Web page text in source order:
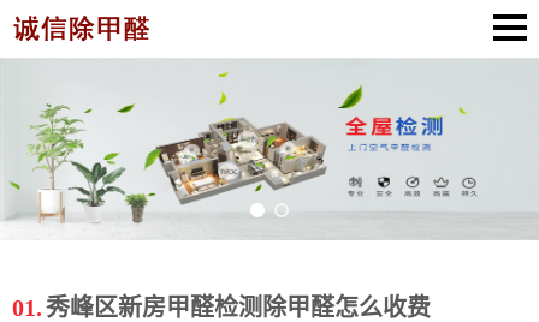
01.秀峰区新房甲醛检测除甲醛怎么收费